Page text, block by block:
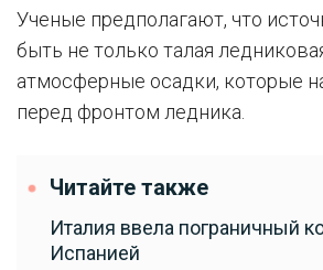
Ученые предполагают, что
быть не только талая
атмосферные осадки, которые
перед фронтом ледника.
Читайте также
Италия ввела пограничный
Испанией